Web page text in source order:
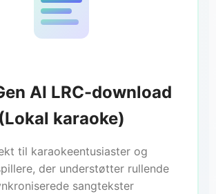
AI LRC-download
(Lokal karaoke)
til karaokeentusiaster og
der understøtter rullende
sangtekster